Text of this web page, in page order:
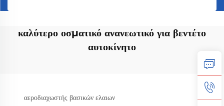
καλύτερο οσματικό ανανεωτικό για βεντέτο
αυτοκίνητο
αεροδιαχωστής βασικών ελαιων